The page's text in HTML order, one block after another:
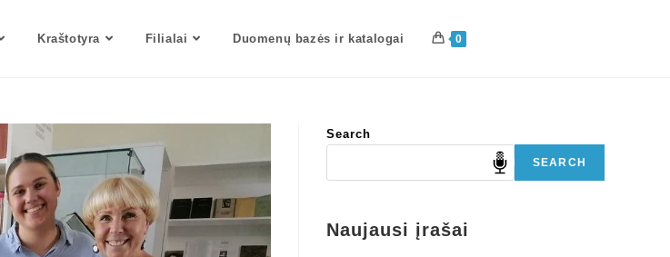
Kraštotyra Filialai Duomenų bazės ir katalogai 0
Search
SEARCH
Naujausi įrašai